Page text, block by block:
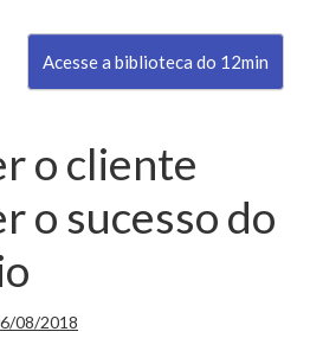
Acesse a biblioteca do 12min
o cliente
o sucesso do
08/2018